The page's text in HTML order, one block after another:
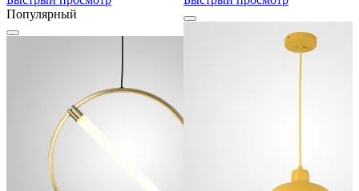
Популярный